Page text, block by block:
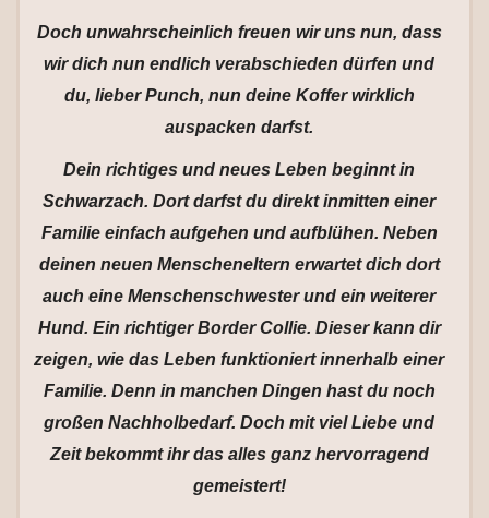
Doch unwahrscheinlich freuen wir uns nun, dass
wir dich nun endlich verabschieden dürfen und
du, lieber Punch, nun deine Koffer wirklich
auspacken darfst.
Dein richtiges und neues Leben beginnt in
Schwarzach. Dort darfst du direkt inmitten einer
Familie einfach aufgehen und aufblühen. Neben
deinen neuen Menscheneltern erwartet dich dort
auch eine Menschenschwester und ein weiterer
Hund. Ein richtiger Border Collie. Dieser kann dir
zeigen, wie das Leben funktioniert innerhalb einer
Familie. Denn in manchen Dingen hast du noch
großen Nachholbedarf. Doch mit viel Liebe und
Zeit bekommt ihr das alles ganz hervorragend
gemeistert!